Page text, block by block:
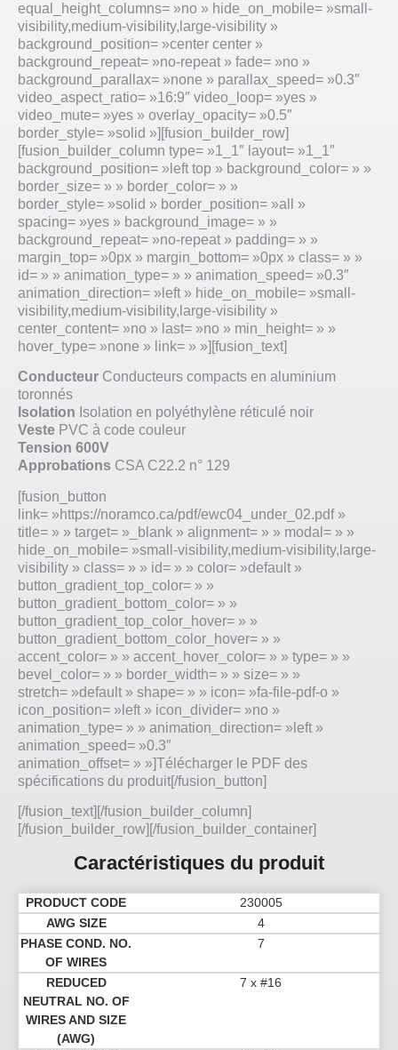
equal_height_columns= »no » hide_on_mobile= »small-
visibility,medium-visibility,large-visibility »
background_position= »center center »
background_repeat= »no-repeat » fade= »no »
background_parallax= »none » parallax_speed= »0.3″
video_aspect_ratio= »16:9″ video_loop= »yes »
video_mute= »yes » overlay_opacity= »0.5″
border_style= »solid »][fusion_builder_row]
[fusion_builder_column type= »1_1″ layout= »1_1″
background_position= »left top » background_color= » »
border_size= » » border_color= » »
border_style= »solid » border_position= »all »
spacing= »yes » background_image= » »
background_repeat= »no-repeat » padding= » »
margin_top= »0px » margin_bottom= »0px » class= » »
id= » » animation_type= » » animation_speed= »0.3″
animation_direction= »left » hide_on_mobile= »small-
visibility,medium-visibility,large-visibility »
center_content= »no » last= »no » min_height= » »
hover_type= »none » link= » »][fusion_text]
Conducteur Conducteurs compacts en aluminium
toronnés
Isolation Isolation en polyéthylène réticulé noir
Veste PVC à code couleur
Tension 600V
Approbations CSA C22.2 n° 129
[fusion_button
link= »https://noramco.ca/pdf/ewc04_under_02.pdf »
title= » » target= »_blank » alignment= » » modal= » »
hide_on_mobile= »small-visibility,medium-visibility,large-
visibility » class= » » id= » » color= »default »
button_gradient_top_color= » »
button_gradient_bottom_color= » »
button_gradient_top_color_hover= » »
button_gradient_bottom_color_hover= » »
accent_color= » » accent_hover_color= » » type= » »
bevel_color= » » border_width= » » size= » »
stretch= »default » shape= » » icon= »fa-file-pdf-o »
icon_position= »left » icon_divider= »no »
animation_type= » » animation_direction= »left »
animation_speed= »0.3″
animation_offset= » »]Télécharger le PDF des
spécifications du produit[/fusion_button]
[/fusion_text][/fusion_builder_column]
[/fusion_builder_row][/fusion_builder_container]
Caractéristiques du produit
230005
4
7
7 x #16